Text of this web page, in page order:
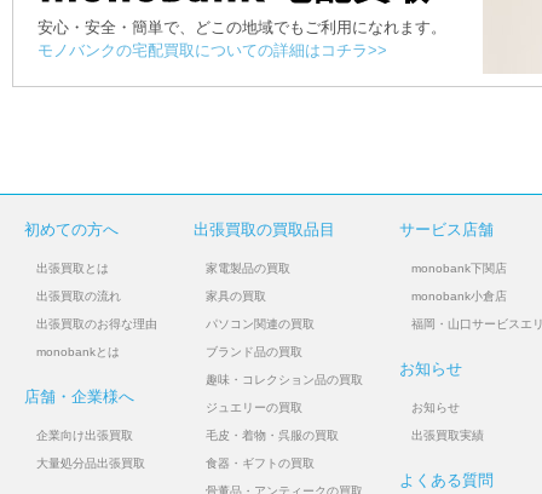
安心・安全・簡単で、どこの地域でもご利用になれます。
モノバンクの宅配買取についての詳細はコチラ>>
初めての方へ
出張買取とは
出張買取の流れ
出張買取のお得な理由
monobankとは
店舗・企業様へ
企業向け出張買取
大量処分品出張買取
出張買取の買取品目
家電製品の買取
家具の買取
パソコン関連の買取
ブランド品の買取
趣味・コレクション品の買取
ジュエリーの買取
毛皮・着物・呉服の買取
食器・ギフトの買取
骨董品・アンティークの買取
サービス店舗
monobank下関店
monobank小倉店
福岡・山口サービスエ
お知らせ
お知らせ
出張買取実績
よくある質問